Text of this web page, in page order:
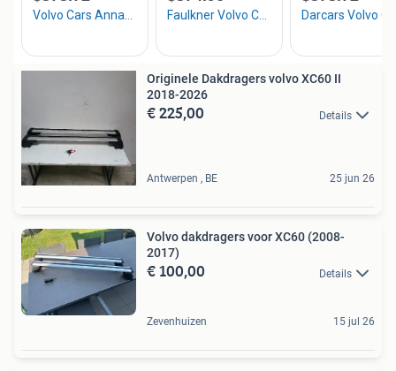
Originele Dakdragers volvo XC60 II
2018-2026
€ 225,00 Details
Antwerpen , BE 25 jun 26
Volvo dakdragers voor XC60 (2008-
2017)
€ 100,00 Details
Zevenhuizen 15 jul 26